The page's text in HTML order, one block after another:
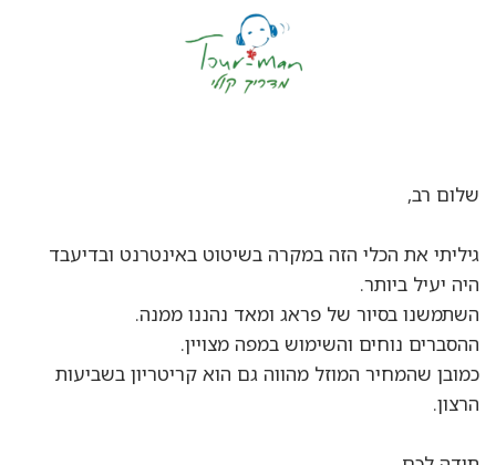
שלום רב,
גיליתי את הכלי הזה במקרה בשיטוט באינטרנט ובדיעבד
היה יעיל ביותר.
השתמשנו בסיור של פראג ומאד נהננו ממנה.
ההסברים נוחים והשימוש במפה מצויין.
כמובן שהמחיר המוזל מהווה גם הוא קריטריון בשביעות
הרצון.